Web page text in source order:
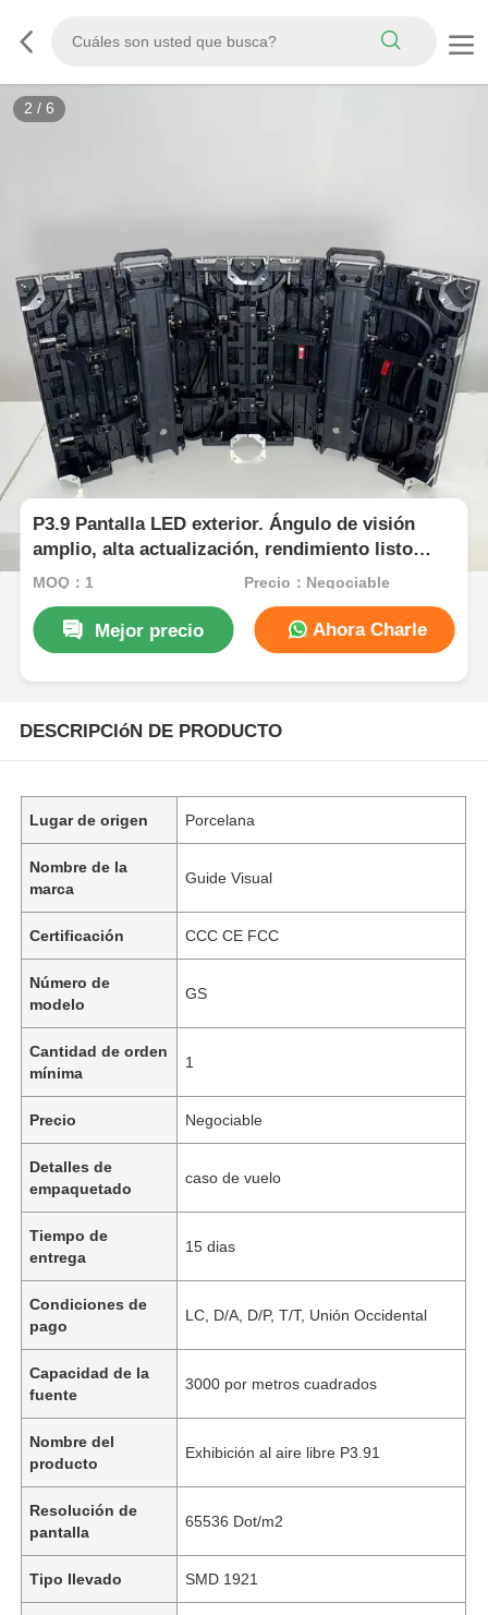
2 / 6
P3.9 Pantalla LED exterior. Ángulo de visión
amplio, alta actualización, rendimiento listo
para eventos.
MOQ：1 Precio：Negociable
Mejor precio Ahora Charle
DESCRIPCIóN DE PRODUCTO
Lugar de origen Porcelana
Nombre de la
marca
Guide Visual
Certificación CCC CE FCC
Número de
modelo
GS
Cantidad de orden
mínima
1
Precio Negociable
Detalles de
empaquetado
caso de vuelo
Tiempo de
entrega
15 dias
Condiciones de
pago
LC, D/A, D/P, T/T, Unión Occidental
Capacidad de la
fuente
3000 por metros cuadrados
Nombre del
producto
Exhibición al aire libre P3.91
Resolución de
pantalla
65536 Dot/m2
Tipo llevado SMD 1921